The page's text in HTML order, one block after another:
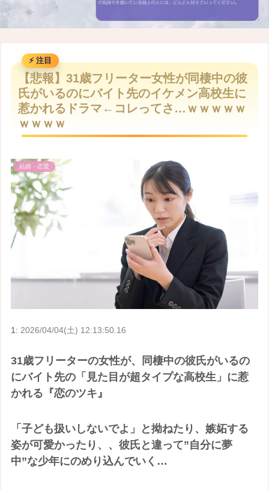
M
u
e
【悲報】31歳フリーター女性が同棲中の彼
氏がいるのにバイト先のイケメン高校生に
惹かれるドラマ←コレってさ…ｗｗｗｗｗ
ｗｗｗｗ
結婚・恋愛
1: 2026/04/04(土) 12:13:50.16
31歳フリーターの女性が、同棲中の彼氏がいるの
にバイト先の「見た目が超タイプな高校生」に惹
かれる『恋のツキ』
「子ども扱いしないでよ」と拗ねたり、嫉妬する
姿が可愛かったり、、彼氏と違って”自分に夢
中”な少年にのめり込んでいく…